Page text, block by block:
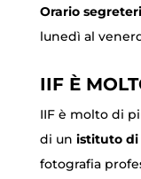
Orario
lunedì al
IIF È
IIF è molto di
di un istituto di
fotografia